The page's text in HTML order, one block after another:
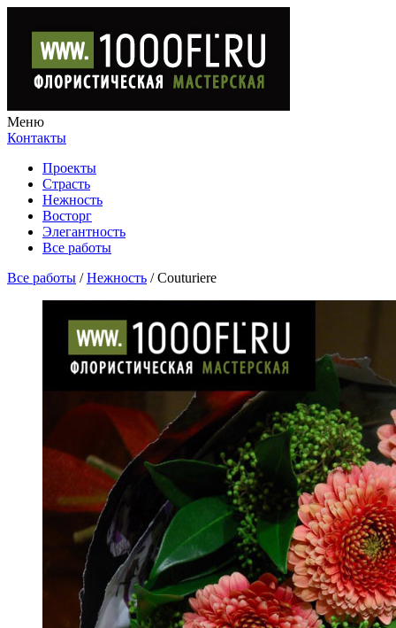
Меню
Контакты
Проекты
Страсть
Нежность
Восторг
Элегантность
Все работы
Все работы /Нежность /Сouturiere